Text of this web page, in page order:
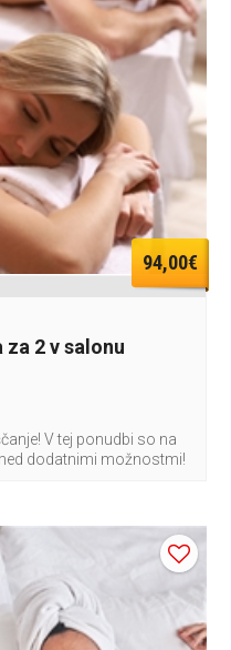
94,00€
2 v salonu
V tej ponudbi so na
dodatnimi možnostmi!